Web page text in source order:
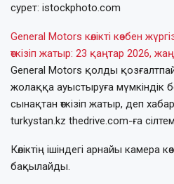
сурет: istockphoto.com
General Motors көлікті көзбен
өткізіп жатыр: 23 қаңтар 2026,
General Motors қолды қозғалтпай-
жолаққа ауыстыруға мүмкіндік
сынақтан өткізіп жатыр, деп
turkystan.kz thedrive.com-ға
Көліктің ішіндегі арнайы камера
бақылайды.